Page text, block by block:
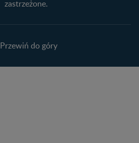
zastrzeżone.
Przewiń do góry